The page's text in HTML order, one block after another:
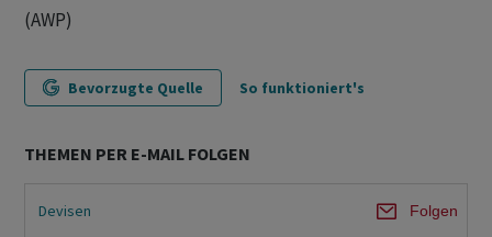
(AWP)
Bevorzugte Quelle So funktioniert's
THEMEN PER E-MAIL FOLGEN
Devisen Folgen